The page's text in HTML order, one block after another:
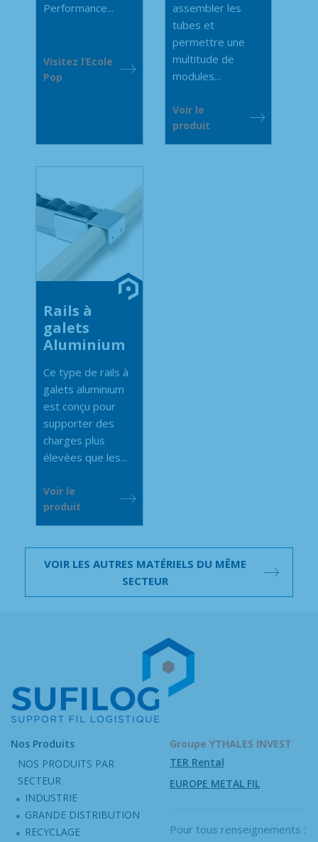
Performance...
Visitez l’Ecole
Pop
assembler les
tubes et
permettre une
multitude de
modules...
Voir le
produit
Rails à
galets
Aluminium
Ce type de rails à
galets aluminium
est conçu pour
supporter des
charges plus
élevées que les...
Voir le
produit
VOIR LES AUTRES MATÉRIELS DU MÊME
SECTEUR
Nos Produits
NOS PRODUITS PAR
SECTEUR
INDUSTRIE
GRANDE DISTRIBUTION
RECYCLAGE
Groupe YTHALES INVEST
TER Rental
EUROPE METAL FIL
Pour tous renseignements :